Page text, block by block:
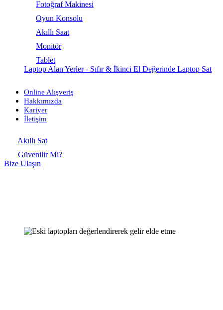
Fotoğraf Makinesi
Oyun Konsolu
Akıllı Saat
Monitör
Tablet
Laptop Alan Yerler - Sıfır & İkinci El Değerinde Laptop Sat
Online Alışveriş
Hakkımızda
Kariyer
İletişim
Akıllı Sat
Güvenilir Mi?
Bize Ulaşın